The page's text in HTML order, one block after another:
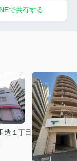
で共有する
造１丁目